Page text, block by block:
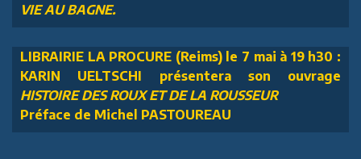
VIE AU BAGNE.
LIBRAIRIE LA PROCURE (Reims) le 7 mai à 19 h30 :
KARIN UELTSCHI présentera son ouvrage
HISTOIRE DES ROUX ET DE LA ROUSSEUR
Préface de Michel PASTOUREAU